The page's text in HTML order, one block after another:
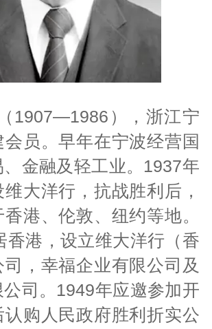
1907—1986），浙江宁
员。早年在宁波经营国
金融及轻工业。1937年
大洋行，抗战胜利后，
港、伦敦、纽约等地。
香港，设立维大洋行（香
，幸福企业有限公司及
司。1949年应邀参加开
认购人民政府胜利折实公